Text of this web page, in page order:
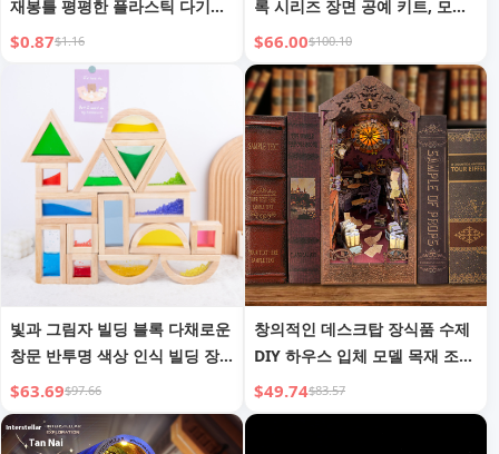
재봉틀 평평한 플라스틱 다기능
자석 패브릭 가장자리 차단 마법
$0.87$1.16
록 시리즈 장면 공예 키트, 모델
DG155-157
$66.00$100.10
빛과 그림자 빌딩 블록 다채로운
창문 반투명 색상 인식 빌딩 장
난감 아크릴 무지개 블록 기하학
교육 보조 도구
$63.69$97.66
창의적인 데스크탑 장식품 수제
DIY 하우스 입체 모델 목재 조립
3D 퍼즐
$49.74$83.57